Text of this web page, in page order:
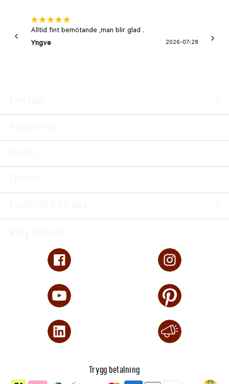
Alltid fint bemötande ,man blir glad .
Yngve
2026-07-28
Trygg betalning